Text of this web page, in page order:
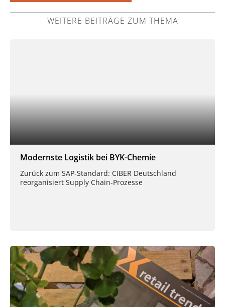
WEITERE BEITRÄGE ZUM THEMA
Modernste Logistik bei BYK-Chemie
Zurück zum SAP-Standard: CIBER Deutschland
reorganisiert Supply Chain-Prozesse